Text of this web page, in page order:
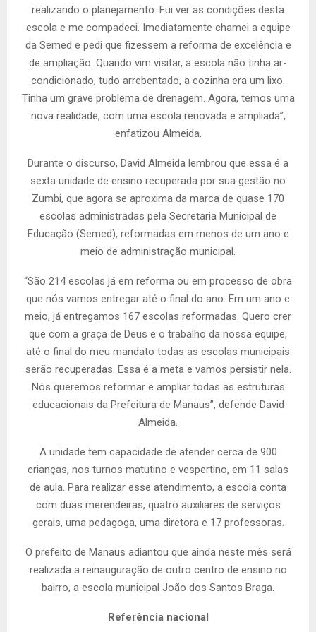
realizando o planejamento. Fui ver as condições desta
escola e me compadeci. Imediatamente chamei a equipe
da Semed e pedi que fizessem a reforma de excelência e
de ampliação. Quando vim visitar, a escola não tinha ar-
condicionado, tudo arrebentado, a cozinha era um lixo.
Tinha um grave problema de drenagem. Agora, temos uma
nova realidade, com uma escola renovada e ampliada”,
enfatizou Almeida.
Durante o discurso, David Almeida lembrou que essa é a
sexta unidade de ensino recuperada por sua gestão no
Zumbi, que agora se aproxima da marca de quase 170
escolas administradas pela Secretaria Municipal de
Educação (Semed), reformadas em menos de um ano e
meio de administração municipal.
“São 214 escolas já em reforma ou em processo de obra
que nós vamos entregar até o final do ano. Em um ano e
meio, já entregamos 167 escolas reformadas. Quero crer
que com a graça de Deus e o trabalho da nossa equipe,
até o final do meu mandato todas as escolas municipais
serão recuperadas. Essa é a meta e vamos persistir nela.
Nós queremos reformar e ampliar todas as estruturas
educacionais da Prefeitura de Manaus”, defende David
Almeida.
A unidade tem capacidade de atender cerca de 900
crianças, nos turnos matutino e vespertino, em 11 salas
de aula. Para realizar esse atendimento, a escola conta
com duas merendeiras, quatro auxiliares de serviços
gerais, uma pedagoga, uma diretora e 17 professoras.
O prefeito de Manaus adiantou que ainda neste mês será
realizada a reinauguração de outro centro de ensino no
bairro, a escola municipal João dos Santos Braga.
Referência nacional